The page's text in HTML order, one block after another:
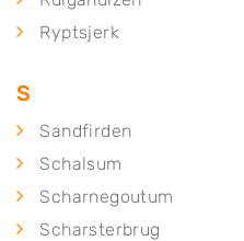
Ryptsjerk
S
Sandfirden
Schalsum
Scharnegoutum
Scharsterbrug